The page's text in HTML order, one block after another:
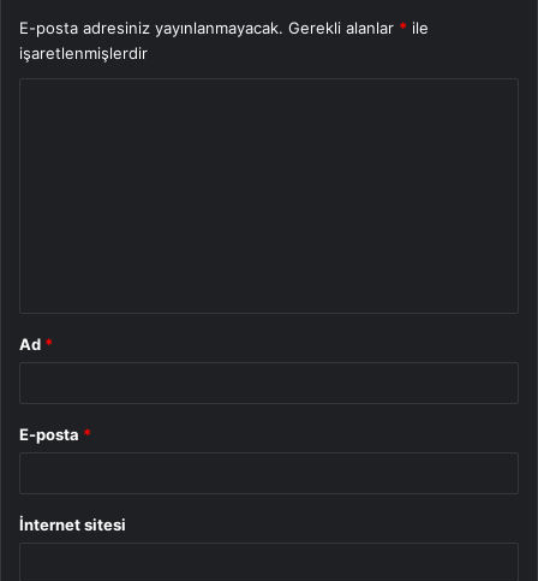
E-posta adresiniz yayınlanmayacak. Gerekli alanlar * ile
işaretlenmişlerdir
Ad *
E-posta *
İnternet sitesi